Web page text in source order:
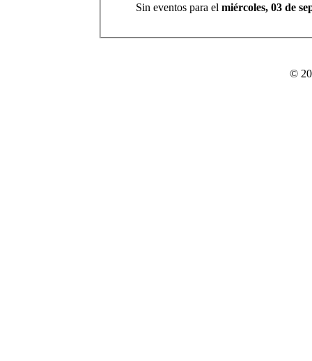
Sin eventos para el miércoles, 03 de
©